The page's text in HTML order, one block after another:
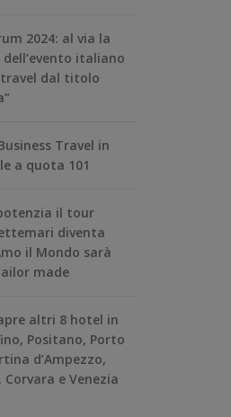
2024: al via la
dell’evento italiano
travel dal titolo
Travel in
a quota 101
il tour
diventa
il Mondo sarà
made
altri 8 hotel in
Positano, Porto
d’Ampezzo,
e Venezia